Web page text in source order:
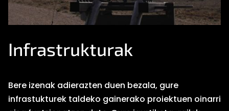
Infrastrukturak
Bere izenak adierazten duen bezala, gure
infrastukturek taldeko gainerako proiektuen oinarri